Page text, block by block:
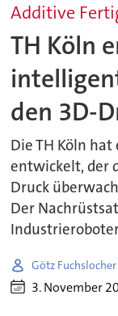
Additive
TH Köln
den 3D-
Die TH Köln
entwickelt, der
Druck
Der
Götz Fuchslocher
3. November